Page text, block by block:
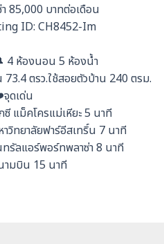
า 85,000 บาทต่อเดือน
ID: CH8452-Im
4 ห้องนอน 5 ห้องน้ำ
73.4 ตรว.ใช้สอยตัวบ้าน 240 ตรม.
จุดเด่น
ซี แม็คโครแม่เหียะ 5 นาที
าวิทยาลัยฟาร์อีสเทริ์น 7 นาที
ทรัลแอร์พอร์ทพลาซ่า 8 นาที
ามบิน 15 นาที